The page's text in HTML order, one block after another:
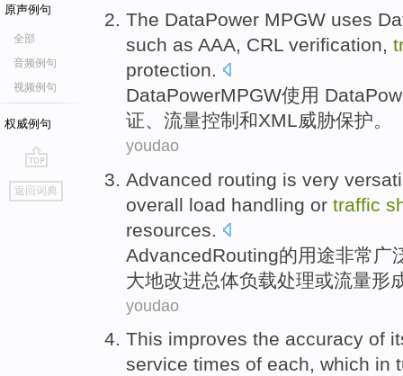
原声例句
全部
音频例句
视频例句
权威例句
go
top
返回词典
The DataPower MPGW uses
such as AAA, CRL verification,
protection.
DataPowerMPGW使用
证、 流量控制 和XML威胁保护。
youdao
Advanced routing is very
overall load handling or traffic
resources
AdvancedRouting的用途非常 广
大地改进总体负载处理或流量形
youdao
This improves the accuracy of
service times of each, which in